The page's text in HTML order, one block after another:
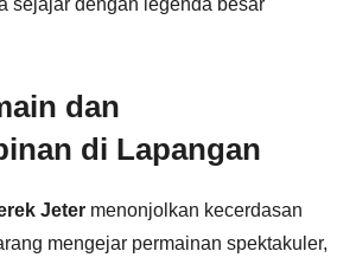
sejajar dengan legenda besar
dan
di Lapangan
Jeter menonjolkan kecerdasan
mengejar permainan spektakuler,